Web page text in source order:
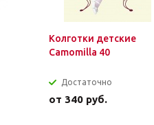
Колготки детские
Camomilla 40
Достаточно
от 340 руб.